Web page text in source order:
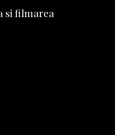
si filmarea